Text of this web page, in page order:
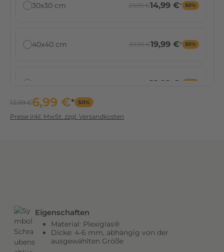
30x30 cm 14,99 €*
29,99 € 50%
40x40 cm 19,99 €*
39,99 € 50%
29,99 € 50%
60x60 cm
6,99 €*
13,99 € 50%
Preise inkl. MwSt. zzgl. Versandkosten
Eigenschaften
Material: Plexiglas®
Dicke: 4-6 mm, abhängig von der
ausgewählten Größe